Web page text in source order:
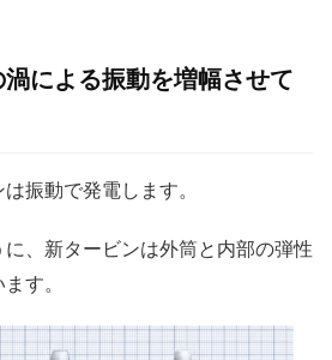
による振動を増幅させて
振動で発電します。
、新タービンは外筒と内部の弾性
す。